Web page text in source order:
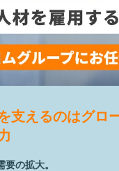
支えるのはグロ
の拡大。